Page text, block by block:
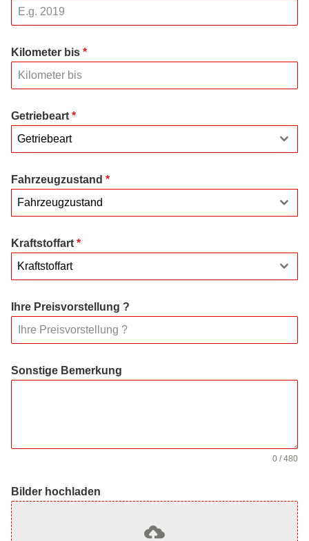
Kilometer bis *
Getriebeart *
Getriebeart
Fahrzeugzustand *
Fahrzeugzustand
Kraftstoffart *
Kraftstoffart
Ihre Preisvorstellung ?
Sonstige Bemerkung
0 / 480
Bilder hochladen